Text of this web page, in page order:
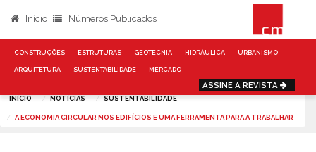
Início Números Publicados
CONSTRUÇÕES ESTRUTURAS GEOTECNIA HIDRÁULICA URBANISMO
ARQUITETURA SUSTENTABILIDADE MERCADO
ASSINE A REVISTA
INÍCIO NOTÍCIAS SUSTENTABILIDADE
A ECONOMIA CIRCULAR NOS EDIFÍCIOS E UMA FERRAMENTA PARA A TRABALHAR